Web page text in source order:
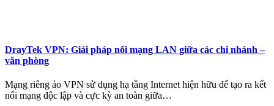
DrayTek VPN: Giải pháp nối mạng LAN giữa các chi nhánh –
văn phòng
Mạng riêng ảo VPN sử dụng hạ tầng Internet hiện hữu để tạo ra kết
nối mạng độc lập và cực kỳ an toàn giữa…